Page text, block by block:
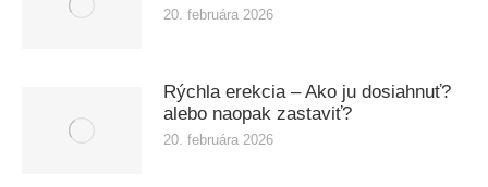
20. februára 2026
Rýchla erekcia – Ako ju dosiahnuť?
alebo naopak zastaviť?
20. februára 2026